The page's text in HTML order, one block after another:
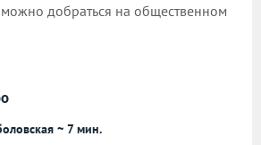
добраться на общественном
~ 7 мин.